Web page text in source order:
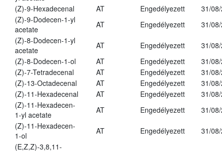
(Z)-9-Hexadecenal
AT Engedélyezett
31/
(Z)-9-Dodecen-1-yl
acetate
AT Engedélyezett
31/
(Z)-8-Dodecen-1-yl
acetate
AT Engedélyezett
31/
(Z)-8-Dodecen-1-ol
AT Engedélyezett
31/
(Z)-7-Tetradecenal
AT Engedélyezett
31/
(Z)-13-Octadecenal
AT Engedélyezett
31/
(Z)-11-Hexadecenal
AT Engedélyezett
31/
(Z)-11-Hexadecen-
1-yl acetate
AT Engedélyezett
31/
(Z)-11-Hexadecen-
1-ol
AT Engedélyezett
31/
(E,Z,Z)-3,8,11-